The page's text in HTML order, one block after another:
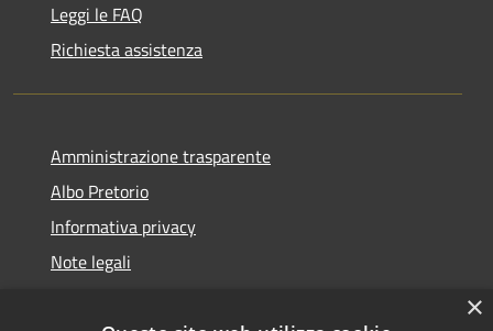
Leggi le FAQ
Richiesta assistenza
Amministrazione trasparente
Albo Pretorio
Informativa privacy
Note legali
×